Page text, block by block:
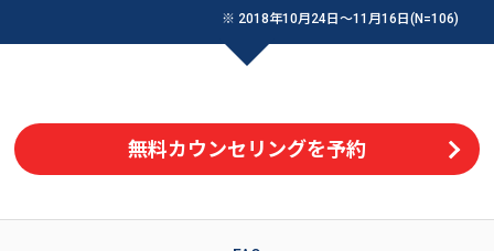
※ 2018年10月24日〜11月16日(N=106)
無料カウンセリングを予約